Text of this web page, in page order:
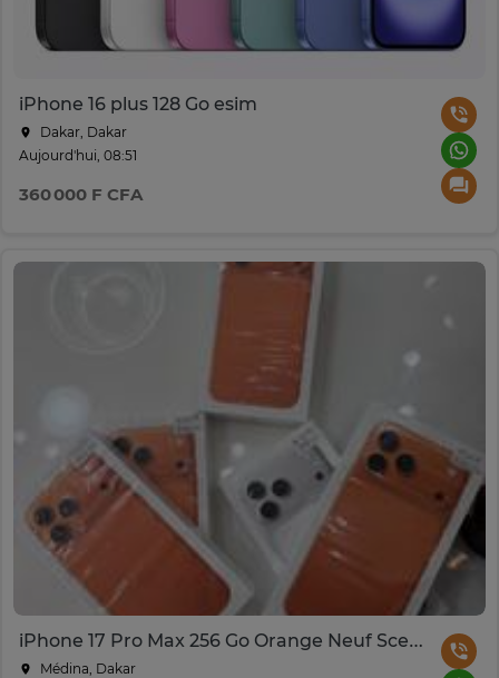
iPhone 16 plus 128 Go esim
Dakar, Dakar
Aujourd'hui, 08:51
360 000 F CFA
iPhone 17 Pro Max 256 Go Orange Neuf Scellé
Médina, Dakar